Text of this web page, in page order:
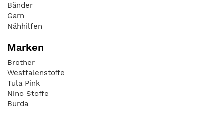
Bänder
Garn
Nähhilfen
Marken
Brother
Westfalenstoffe
Tula Pink
Nino Stoffe
Burda